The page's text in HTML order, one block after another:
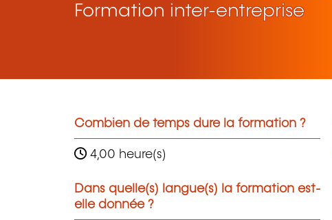
Formation inter-entreprise
Combien de temps dure la formation ?
4,00 heure(s)
Dans quelle(s) langue(s) la formation est-
elle donnée ?